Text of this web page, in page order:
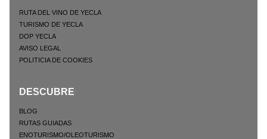
RUTA DEL VINO DE YECLA
TURISMO DE YECLA
DOP YECLA
AVISO LEGAL
POLITICIA DE COOKIES
DESCUBRE
BLOG
RUTAS GUIADAS
ENOTURISMO/OLEOTURISMO